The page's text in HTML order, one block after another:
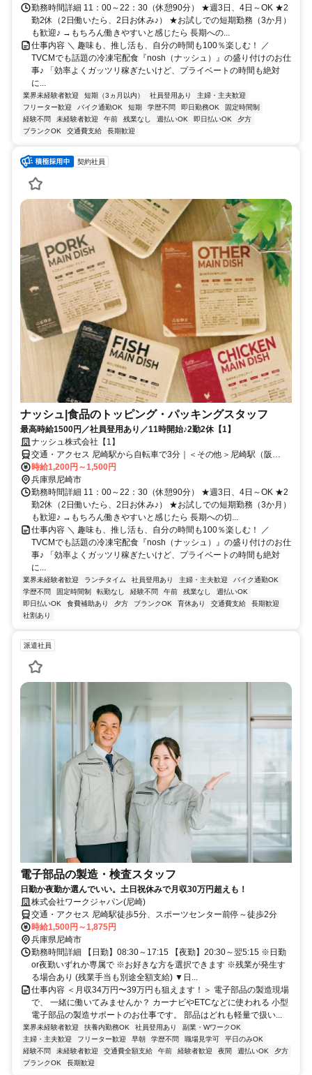
勤務時間詳細 11：00～22：30（休憩90分） ★週3日、4日～OK ★2
勤2休（2日働いたら、2日お休み♪） ★お試しでの短期勤務（3か月）
も歓迎♪ →もちろん働きやすいと感じたら 長期への...
仕事内容 ＼ 趣味も、推し活も、自分の時間も100％楽しむ！ ／
TVCMでも話題の冷凍宅配食『nosh（ナッシュ）』の盛り付けのお仕
事♪ 「効率よくガッツリ稼ぎたいけど、プライベートの時間も絶対
に...
業界未経験者歓迎 短期（3ヵ月以内） 社員登用あり
主婦・主夫歓迎
フリーター歓迎
バイク通勤OK 短期 学歴不問 即日勤務OK
固定時間制
経験不問
未経験者歓迎 午前 残業なし 週払いOK 即日払いOK
夕方
ブランクOK
交通費支給 長期歓迎
契約社員
ナッシュ|食品のトッピング・パッキングスタッフ
最高時給1500円／社員登用あり／11時開始♪2勤2休【1】
ナッシュ株式会社【1】
交通・アクセス 尼崎駅から自転車で3分｜＜その他＞尼崎駅（阪
神）・JR塚口駅・JR立花駅からは自転車で10分
時給1,200円～1,500円
兵庫県尼崎市
勤務時間詳細 11：00～22：30（休憩90分） ★週3日、4日～OK ★2
勤2休（2日働いたら、2日お休み♪） ★お試しでの短期勤務（3か月）
も歓迎♪ →もちろん働きやすいと感じたら 長期への切...
仕事内容 ＼ 趣味も、推し活も、自分の時間も100％楽しむ！ ／
TVCMでも話題の冷凍宅配食『nosh（ナッシュ）』の盛り付けのお仕
事♪ 「効率よくガッツリ稼ぎたいけど、プライベートの時間も絶対
に...
業界未経験者歓迎 ランチタイム 社員登用あり 主婦・主夫歓迎
バイク通勤OK
学歴不問
固定時間制 転勤なし 経験不問 午前 残業なし
週払いOK
即日払いOK
食費補助あり 夕方 ブランクOK 育休あり 交通費支給
長期歓迎
社割あり
派遣社員
電子部品の製造・検査スタッフ
日勤か夜勤か選んでいい。土日祝休みで月収30万円超えも！
株式会社ワークジャパン(尼崎)
交通・アクセス 尼崎駅徒歩5分、スポーツセンター前停～徒歩2分
時給1,500円～1,875円
兵庫県尼崎市
勤務時間詳細 【日勤】08:30～17:15 【夜勤】20:30～翌5:15 ※日勤
or夜勤いずれか専属で ※お好きな方を選択できます ※残業が発生す
る場合あり (残業手当も別途全額支給) ▼日...
仕事内容 ＜月収34万円〜39万円も狙えます！＞ 電子部品の製造現場
で、 一緒に働いてみませんか？ カーナビやETCなどに使われる 小型
電子部品の製造サポートのお仕事です。 部品はどれも軽量で扱い...
業界未経験者歓迎 扶養内勤務OK 社員登用あり
副業・WワークOK
主婦・主夫歓迎
フリーター歓迎 早朝 学歴不問 職場見学可
平日のみOK
経験不問
未経験者歓迎 交通費全額支給 午前 経験者歓迎 夜間 週払いOK
夕方
ブランクOK
長期歓迎